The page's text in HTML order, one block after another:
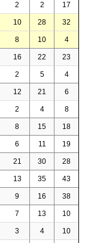
2 2 17
10 28 32
8 10 4
16 22 23
2 5 4
12 21 6
2 4 8
8 15 18
6 11 19
21 30 28
13 35 43
9 16 38
7 13 10
3 4 10